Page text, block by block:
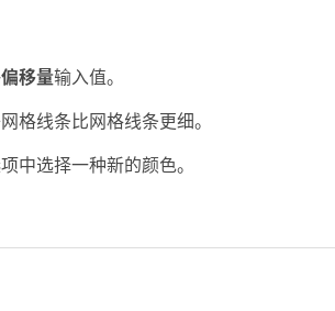
移量输入值。
格线条比网格线条更细。
中选择一种新的颜色。